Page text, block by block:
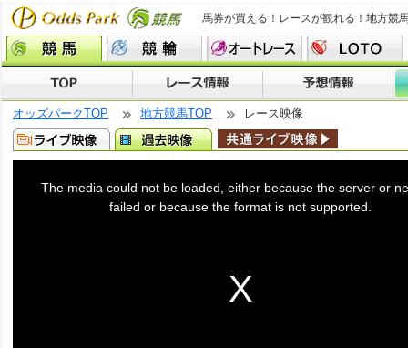
馬券が買える！レースが観れる！地方競
オッズパークTOP 地方競馬TOP レース映像
The media could not be loaded, either because the server or
failed or because the format is not supported.